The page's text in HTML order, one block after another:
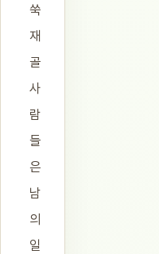
쑥
재
골
사
람
들
은
남
의
일